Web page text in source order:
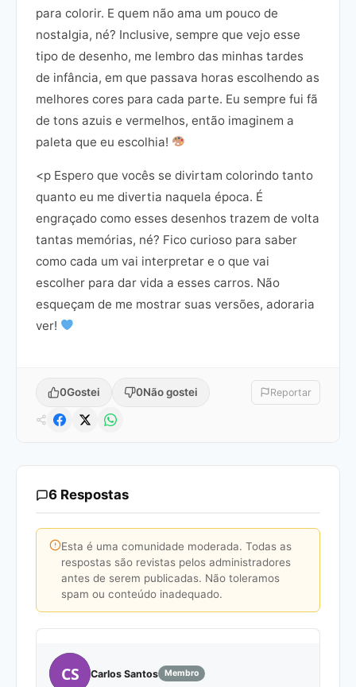
para colorir. E quem não ama um pouco de
nostalgia, né? Inclusive, sempre que vejo esse
tipo de desenho, me lembro das minhas tardes
de infância, em que passava horas escolhendo as
melhores cores para cada parte. Eu sempre fui fã
de tons azuis e vermelhos, então imaginem a
paleta que eu escolhia!
<p Espero que vocês se divirtam colorindo tanto
quanto eu me divertia naquela época. É
engraçado como esses desenhos trazem de volta
tantas memórias, né? Fico curioso para saber
como cada um vai interpretar e o que vai
escolher para dar vida a esses carros. Não
esqueçam de me mostrar suas versões, adoraria
ver!
0Gostei 0Não gostei Reportar
6 Respostas
Esta é uma comunidade moderada. Todas as
respostas são revistas pelos administradores
antes de serem publicadas. Não toleramos
spam ou conteúdo inadequado.
CS Carlos Santos Membro